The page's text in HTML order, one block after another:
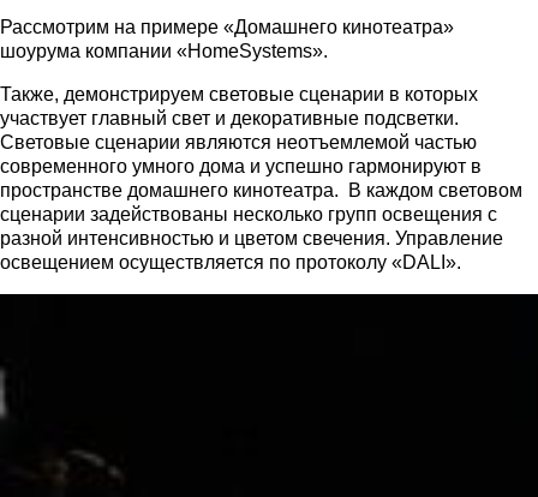
Рассмотрим на примере «Домашнего кинотеатра»
шоурума компании «HomeSystems».
Также, демонстрируем световые сценарии в которых
участвует главный свет и декоративные подсветки.
Световые сценарии являются неотъемлемой частью
современного умного дома и успешно гармонируют в
пространстве домашнего кинотеатра. В каждом световом
сценарии задействованы несколько групп освещения с
разной интенсивностью и цветом свечения. Управление
освещением осуществляется по протоколу «DALI».